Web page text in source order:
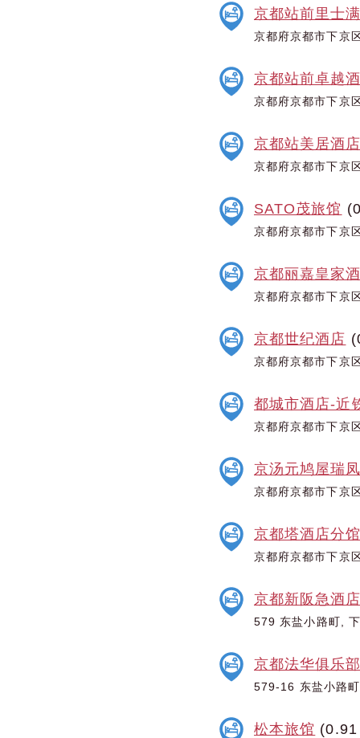
京都站前里士
京都府京都市下京
京都站前卓越
京都府京都市下京
京都站美居酒
京都府京都市下京
SATO茂旅馆
京都府京都市下京
京都丽嘉皇家
京都府京都市下京
京都世纪酒店
京都府京都市下京
都城市酒店-近
京都府京都市下京
京汤元鸠屋瑞
京都府京都市下京
京都塔酒店分
京都府京都市下京
京都新阪急酒
579 东盐小路町,
京都法华俱乐
579-16 东盐小路
松本旅馆